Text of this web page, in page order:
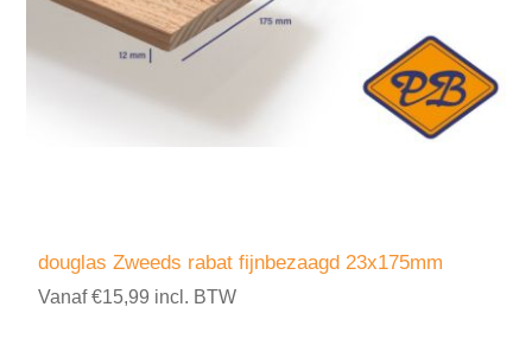
douglas Zweeds rabat fijnbezaagd 23x175mm
Vanaf €15,99 incl. BTW